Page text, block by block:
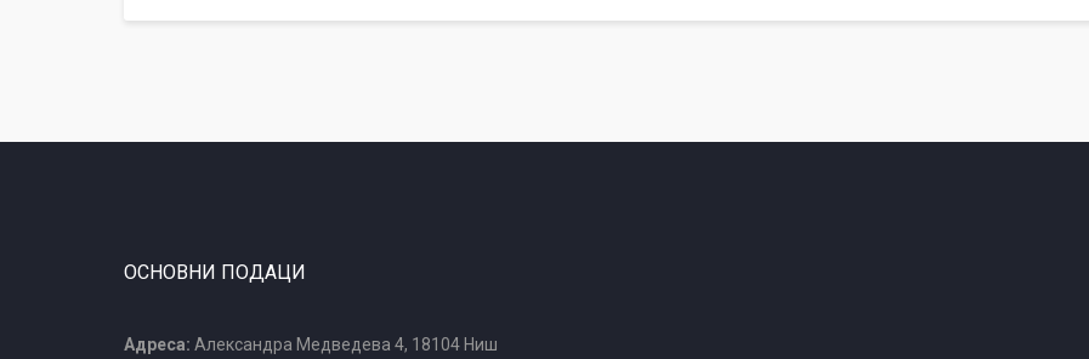
ОСНОВНИ ПОДАЦИ
Адреса: Александра Медведева 4, 18104 Ниш